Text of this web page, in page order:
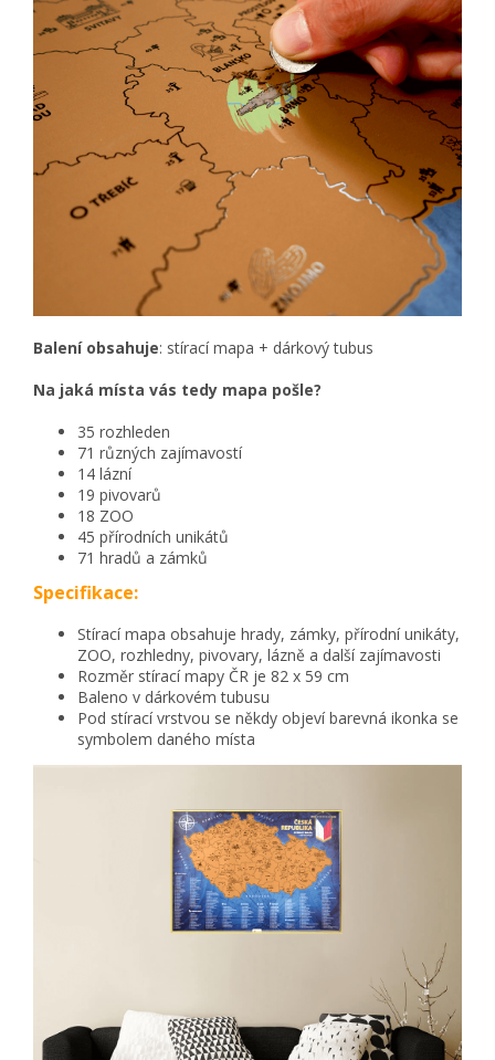
Balení obsahuje: stírací mapa + dárkový tubus
Na jaká místa vás tedy mapa pošle?
35 rozhleden
71 různých zajímavostí
14 lázní
19 pivovarů
18 ZOO
45 přírodních unikátů
71 hradů a zámků
Specifikace:
Stírací mapa obsahuje hrady, zámky, přírodní unikáty,
ZOO, rozhledny, pivovary, lázně a další zajímavosti
Rozměr stírací mapy ČR je 82 x 59 cm
Baleno v dárkovém tubusu
Pod stírací vrstvou se někdy objeví barevná ikonka se
symbolem daného místa